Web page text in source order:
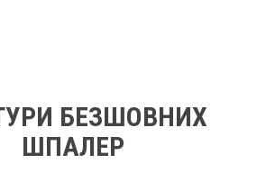
БЕЗШОВНИХ
ШПАЛЕР